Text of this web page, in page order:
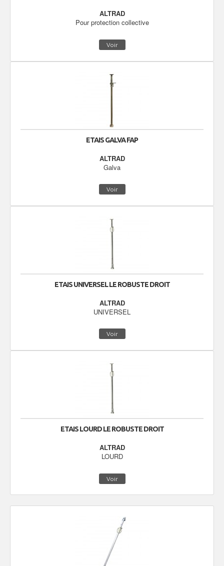
ALTRAD
Pour protection collective
Voir
ETAIS GALVA FAP
ALTRAD
Galva
Voir
ETAIS UNIVERSEL LE ROBUSTE DROIT
ALTRAD
UNIVERSEL
Voir
ETAIS LOURD LE ROBUSTE DROIT
ALTRAD
LOURD
Voir